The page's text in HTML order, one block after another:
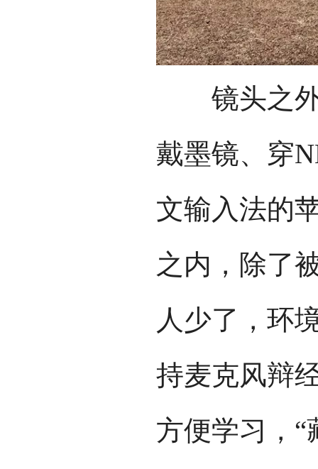
镜头之外
戴墨镜、穿
文输入法的
之内，除了
人少了，环
持麦克风辩
方便学习，“